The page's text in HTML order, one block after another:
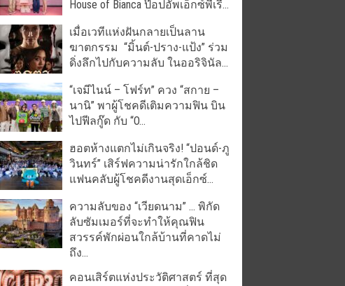
House of Bianca ป๊อปอัพเอ็กซ์พีเรี...
เมื่อเวทีแห่งฝันกลายเป็นลาน
ฆาตกรรม “มิ้นต์-ปราง-แป้ง” ร่วม
ดิ่งลึกไปกับความลับ ในออริจินัล...
“เจมีไนน์ – โฟร์ท” ควง “สกาย –
นานิ” พาผู้โชคดีเติมความฟิน บิน
ไปฟีลกู๊ด กับ “O...
ฮอตห้างแตกไม่เกินจริง! “ปอนด์-ภู
วินทร์” เสิร์ฟความน่ารักใกล้ชิด
แฟนคลับผู้โชคดีงานสุดเอ็กซ์...
ความลับของ “เวียดนาม” … พิกัด
ลับซัมเมอร์ที่จะทำให้คุณฟิน
สวรรค์พักผ่อนใกล้บ้านที่คาดไม่
ถึง...
คอนเสิร์ตแห่งประวัติศาสตร์ ที่สุด